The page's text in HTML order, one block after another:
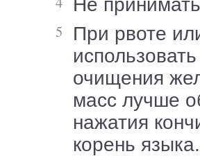
При рвоте или позывам к ней не
очищения
масс лучше
нажатия
корень языка.